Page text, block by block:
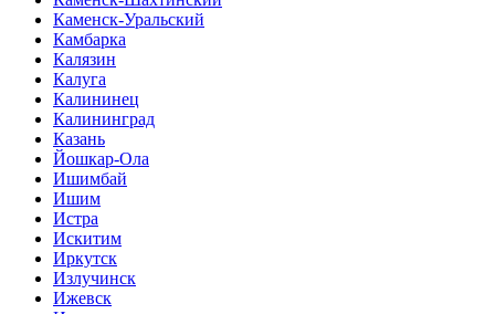
Каменск-Уральский
Камбарка
Калязин
Калуга
Калининец
Калининград
Казань
Йошкар-Ола
Ишимбай
Ишим
Истра
Искитим
Иркутск
Излучинск
Ижевск